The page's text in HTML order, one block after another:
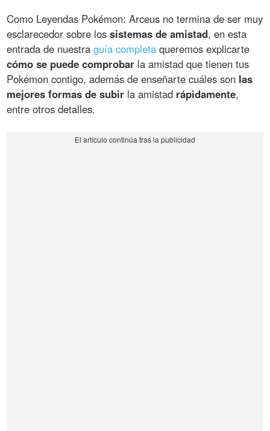
Como Leyendas Pokémon: Arceus no termina de ser muy
esclarecedor sobre lossistemas de amistad, en esta
entrada de nuestraguía completa queremos explicarte
cómo se puede comprobar la amistad que tienen tus
Pokémon contigo, además de enseñarte cuáles son las
mejores formas de subir la amistad rápidamente,
entre otros detalles.